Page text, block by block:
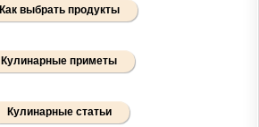
Как выбрать продукты
Кулинарные приметы
Кулинарные статьи